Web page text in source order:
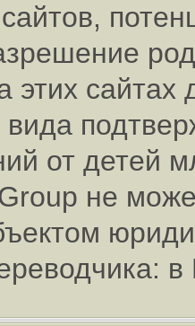
этих
вида
от детей
не